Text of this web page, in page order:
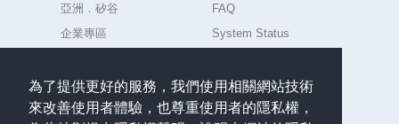
為了提供更好的服務，我們使用相關網站技術
來改善使用者體驗，也尊重使用者的隱私權，
亞洲．矽谷
企業專區
FAQ
System Status
聯絡